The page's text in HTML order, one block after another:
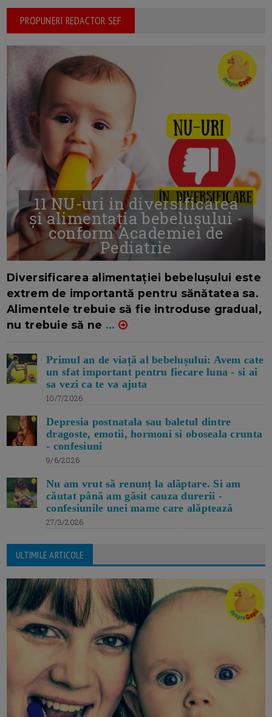
PROPUNERI REDACTOR SEF
11 NU-uri in diversificarea
și alimentația bebelușului -
conform Academiei de
Pediatrie
Diversificarea alimentației bebelușului este
extrem de importantă pentru sănătatea sa.
Alimentele trebuie să fie introduse gradual,
nu trebuie să ne ...
Primul an de viață al bebelușului: Avem cate
un sfat important pentru fiecare luna - si ai
sa vezi ca te va ajuta
10/7/2026
Depresia postnatala sau baletul dintre
dragoste, emotii, hormoni si oboseala crunta
- confesiuni
9/6/2026
Nu am vrut să renunț la alăptare. Si am
căutat până am găsit cauza durerii -
confesiunile unei mame care alăptează
27/3/2026
ULTIMILE ARTICOLE